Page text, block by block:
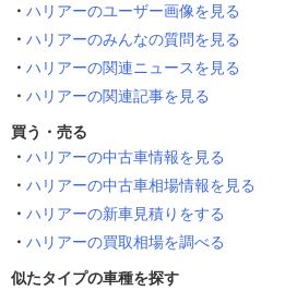
ハリアーのユーザー画像を見る
ハリアーのみんなの質問を見る
ハリアーの関連ニュースを見る
ハリアーの関連記事を見る
買う・売る
ハリアーの中古車情報を見る
ハリアーの中古車相場情報を見る
ハリアーの新車見積りをする
ハリアーの買取相場を調べる
似たタイプの車種を探す